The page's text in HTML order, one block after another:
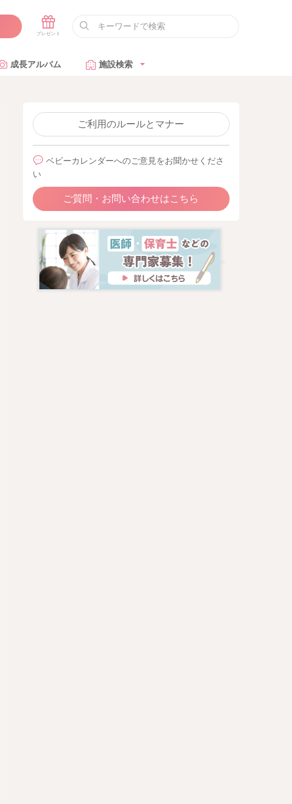
成長アルバム 施設検索
ご利用のルールとマナー
ベビーカレンダーへのご意見をお聞かせくださ
い
ご質問・お問い合わせはこちら